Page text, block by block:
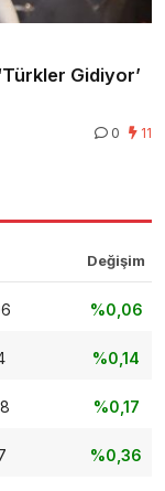
Gidiyor’
0 11
Değişim
%0,06
%0,14
%0,17
%0,36